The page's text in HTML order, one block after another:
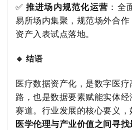
✅ 推进场内规范化运营 ：全
易所场内集聚，规范场外合
资产入表试点落地。
🔹 结语
医疗数据资产化，是数字医
路，也是数据要素赋能实体
赛道。行业发展的核心要义，
医学伦理与产业价值之间寻